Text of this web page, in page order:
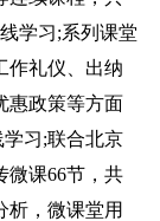
学习;系列课堂
作礼仪、出纳
惠政策等方面
学习;联合北京
微课66节，共
析，微课堂用